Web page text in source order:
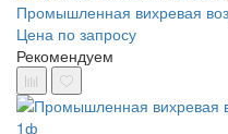
Промышленная вихревая
Цена по запросу
Рекомендуем